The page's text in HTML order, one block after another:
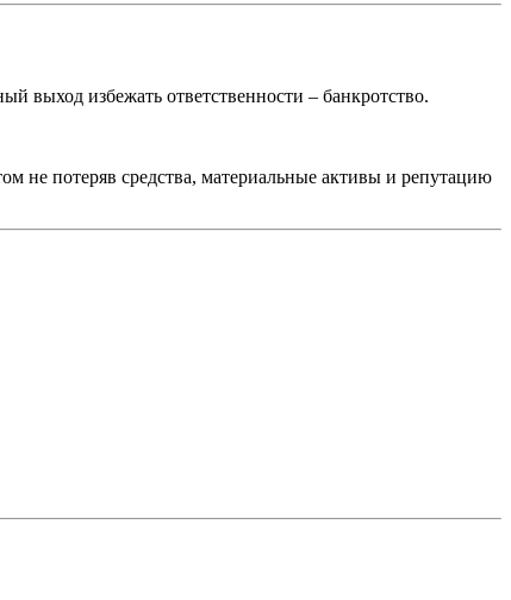
выход избежать ответственности – банкротство.
не потеряв средства, материальные активы и репутацию